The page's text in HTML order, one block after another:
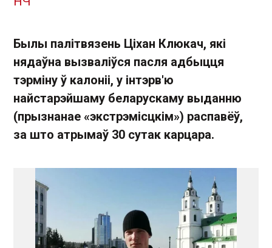
Былы палітвязень Ціхан Клюкач, які
нядаўна вызваліўся пасля адбыцця
тэрміну ў калоніі, у інтэрв'ю
найстарэйшаму беларускаму выданню
(прызнанае «экстрэмісцкім») распавёў,
за што атрымаў 30 сутак карцара.